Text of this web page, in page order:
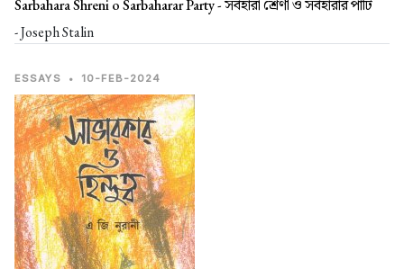
Sarbahara Shreni o Sarbaharar Party -সর্বহারা শ্রেণী ও সর্বহারার পার্টি
- Joseph Stalin
ESSAYS • 10-FEB-2024